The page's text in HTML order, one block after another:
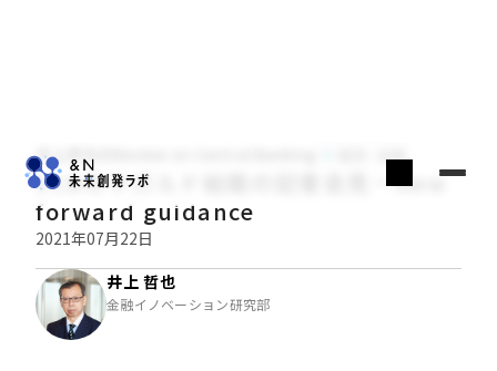
井上哲也のReview on Central Banking
ECBのラガルド総裁の記者会見－New
forward guidance
2021年07月22日
井上 哲也
金融イノベーション研究部